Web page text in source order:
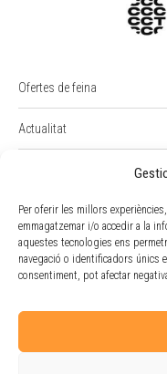
Per oferir les millors
emmagatzemar i/o accedir a la
aquestes tecnologies ens
navegació o identificadors únics
consentiment, pot afectar
Ofertes de feina
Actualitat
Intranet
Portal Empleat